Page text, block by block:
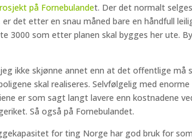
på Fornebulandet. Der det normalt
det etter en snau måned bare en håndfull
3000 som etter planen skal bygges her ute.
ikke skjønne annet enn at det offentlige må
skal realiseres. Selvfølgelig med
er som sagt langt lavere enn kostnadene
Så også på Fornebulandet.
for ting Norge har god bruk for